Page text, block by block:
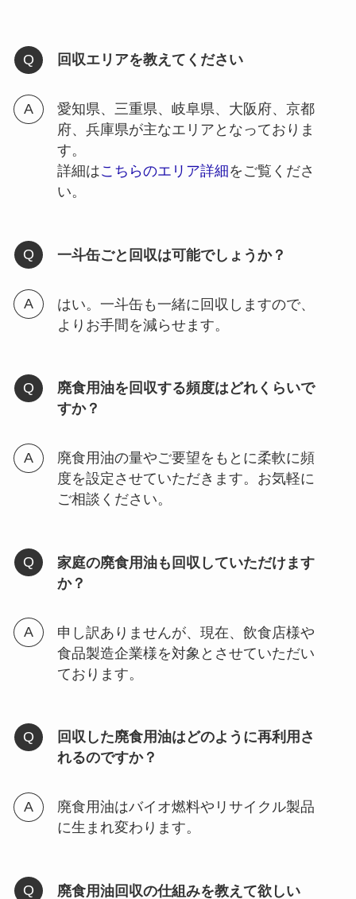
回収エリアを教えてください
愛知県、三重県、岐阜県、大阪府、京都
府、兵庫県が主なエリアとなっておりま
す。
詳細はこちらのエリア詳細をご覧くださ
い。
一斗缶ごと回収は可能でしょうか？
はい。一斗缶も一緒に回収しますので、
よりお手間を減らせます。
廃食用油を回収する頻度はどれくらいで
すか？
廃食用油の量やご要望をもとに柔軟に頻
度を設定させていただきます。お気軽に
ご相談ください。
家庭の廃食用油も回収していただけます
か？
申し訳ありませんが、現在、飲食店様や
食品製造企業様を対象とさせていただい
ております。
回収した廃食用油はどのように再利用さ
れるのですか？
廃食用油はバイオ燃料やリサイクル製品
に生まれ変わります。
廃食用油回収の仕組みを教えて欲しい